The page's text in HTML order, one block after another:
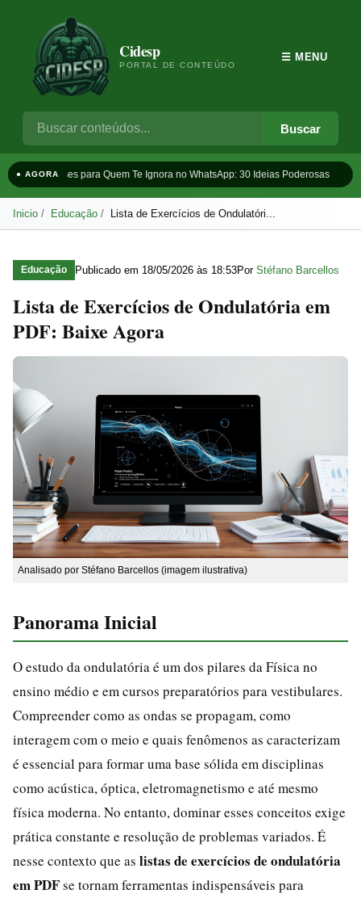
Cidesp
PORTAL DE CONTEÚDO
Buscar
☰ MENU
● AGORAFrases para Quem Te Ignora no WhatsApp: 30 Ideias Poderosas
Inicio Educação Lista de Exercícios de Ondulatóri...
Educação Publicado em 18/05/2026 às 18:53Por Stéfano Barcellos
Lista de Exercícios de Ondulatória em
PDF: Baixe Agora
Analisado por Stéfano Barcellos (imagem ilustrativa)
Panorama Inicial
O estudo da ondulatória é um dos pilares da Física no
ensino médio e em cursos preparatórios para vestibulares.
Compreender como as ondas se propagam, como
interagem com o meio e quais fenômenos as caracterizam
é essencial para formar uma base sólida em disciplinas
como acústica, óptica, eletromagnetismo e até mesmo
física moderna. No entanto, dominar esses conceitos exige
prática constante e resolução de problemas variados. É
nesse contexto que as listas de exercícios de ondulatória
em PDFse tornam ferramentas indispensáveis para